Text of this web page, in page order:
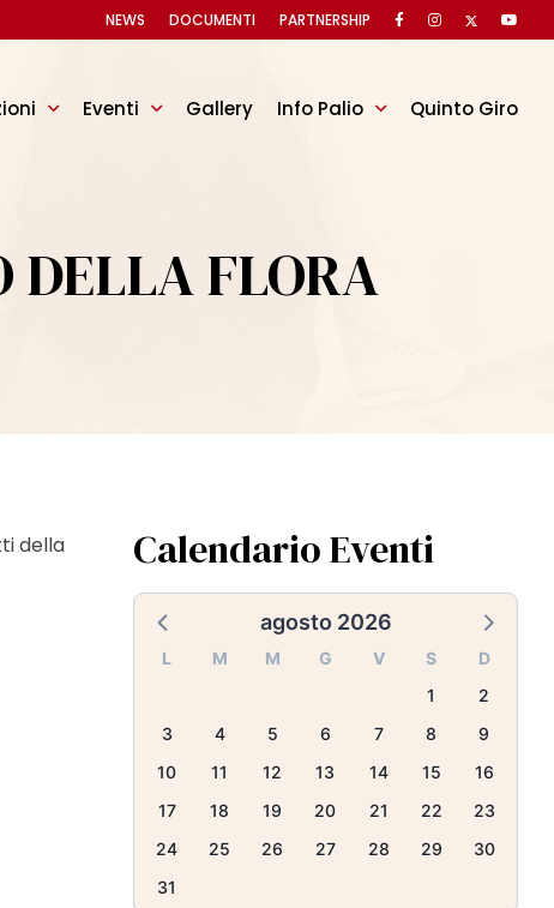
Eventi Gallery Info Palio Quinto Giro
NEWS DOCUMENTI PARTNERSHIP
DELLA FLORA
della
Calendario Eventi
agosto 2026
L M M G V S
D
1
2
3
4 5 6 7 8
9
10
11 12 13 14 15
16
17
18 19 20 21 22
23
24
25 26 27 28 29
30
31